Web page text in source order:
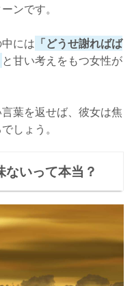
ンです。
には 「どうせ謝ればば
と甘い考えをもつ女性が
葉を返せば、彼女は焦
しょう。
いって本当？